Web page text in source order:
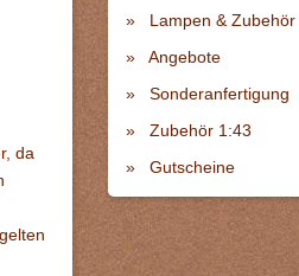
da
Lampen & Zubehör
Angebote
Sonderanfertigung
Zubehör 1:43
Gutscheine